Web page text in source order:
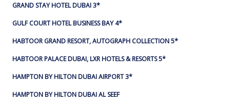
GRAND STAY HOTEL DUBAI 3*
GULF COURT HOTEL BUSINESS BAY 4*
HABTOOR GRAND RESORT, AUTOGRAPH COLLECTION 5*
HABTOOR PALACE DUBAI, LXR HOTELS & RESORTS 5*
HAMPTON BY HILTON DUBAI AIRPORT 3*
HAMPTON BY HILTON DUBAI AL SEEF